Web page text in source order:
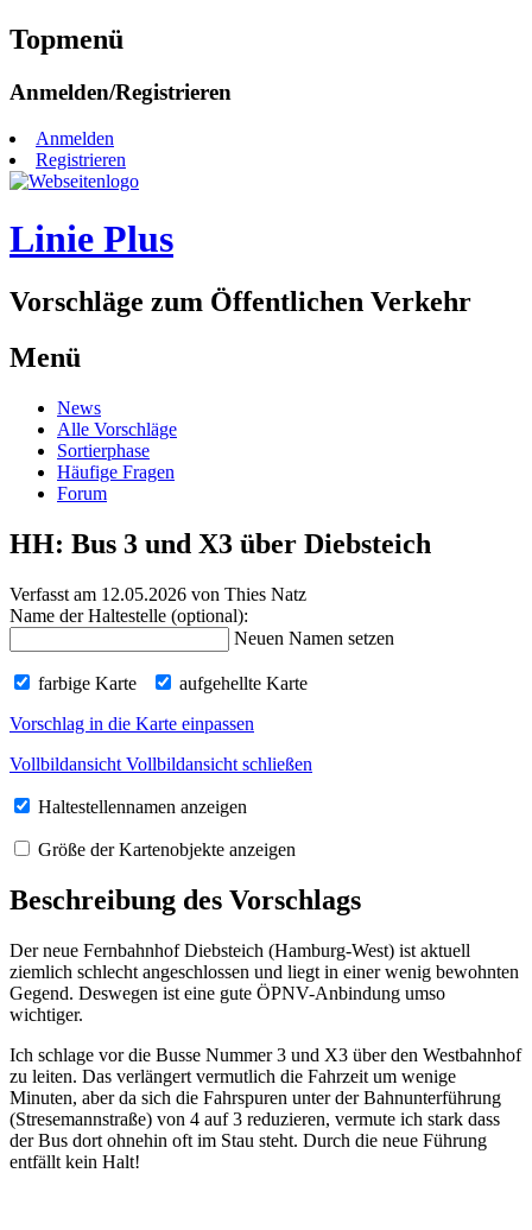
Topmenü
Zum
springen
Anmelden/Registrieren
Anmelden
Registrieren
Linie Plus
Vorschläge zum Öffentlichen Verkehr
Menü
Zum
Inhalt
springen
News
Alle Vorschläge
Sortierphase
Häufige Fragen
Forum
HH: Bus 3 und X3 über Diebsteich
Verfasst am 12.05.2026 von Thies Natz
Name der Haltestelle (optional):
Neuen Namen setzen
farbige Karte
aufgehellte Karte
Vorschlag in die Karte einpassen
Vollbildansicht Vollbildansicht schließen
Haltestellennamen anzeigen
Größe der Kartenobjekte anzeigen
Beschreibung des Vorschlags
Der neue Fernbahnhof Diebsteich (Hamburg-West) ist aktuell
ziemlich schlecht angeschlossen und liegt in einer wenig bewohnten
Gegend. Deswegen ist eine gute ÖPNV-Anbindung umso
wichtiger.
Ich schlage vor die Busse Nummer 3 und X3 über den Westbahnhof
zu leiten. Das verlängert vermutlich die Fahrzeit um wenige
Minuten, aber da sich die Fahrspuren unter der Bahnunterführung
(Stresemannstraße) von 4 auf 3 reduzieren, vermute ich stark dass
der Bus dort ohnehin oft im Stau steht. Durch die neue Führung
entfällt kein Halt!